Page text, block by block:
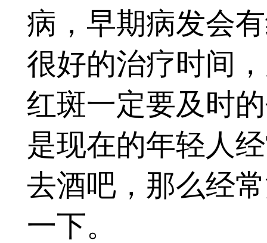
病，早期病发会
很好的治疗时间
红斑一定要及时
是现在的年轻人
去酒吧，那么经
一下。